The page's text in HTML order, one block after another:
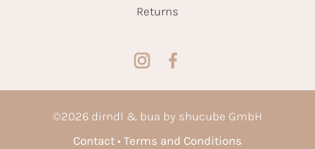
Returns
©2026 dirndl & bua by shucube GmbH
Contact
Terms and Conditions